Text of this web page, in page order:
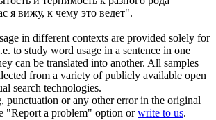
я вижу, к чему это ведет".
in different contexts are provided solely for
to study word usage in a sentence in one
can be translated into another. All samples
from a variety of publicly available open
search technologies.
punctuation or any other error in the original
"Report a problem" option orwrite to us.